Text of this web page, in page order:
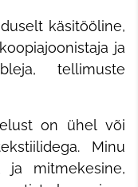
käsitööline,
ja
tellimuste
on ühel või
Minu
ja mitmekesine,